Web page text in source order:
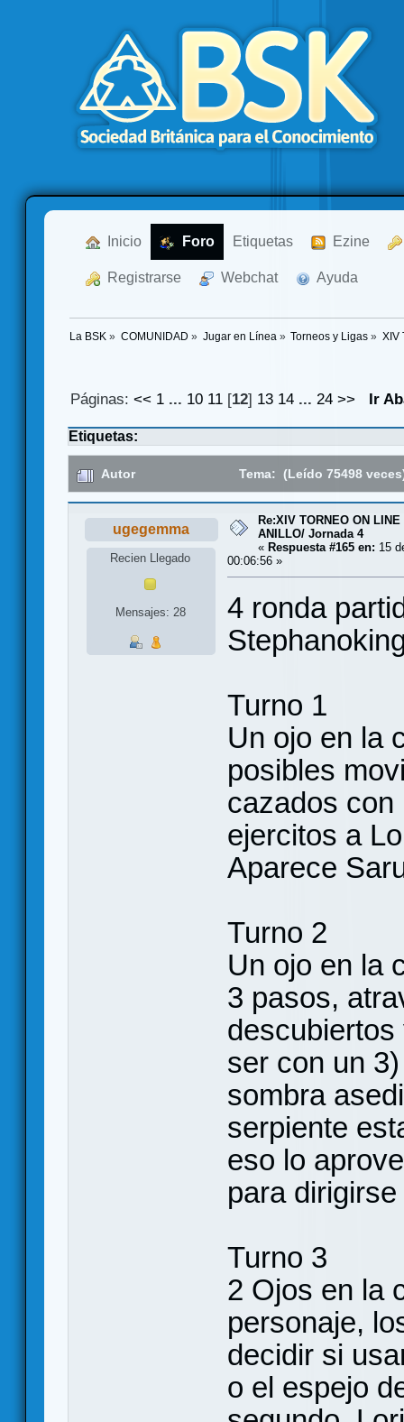
Inicio Foro Etiquetas Ezine
Registrarse Webchat Ayuda
La BSK » COMUNIDAD » Jugar en Línea » Torneos y Ligas » XIV
Páginas:<< 1 ... 10 11 [12] 13 14 ...24 >> Ir
Etiquetas:
Autor Tema: (Leído 75498
ugegemma
Recien Llegado
Mensajes: 28
Re:XIV TORNEO ON
ANILLO/ Jornada 4
« Respuesta #165 en: 15
00:06:56 »
4 ronda
Turno 1
Un ojo en la
posibles
cazados con
ejercitos a
Aparece
Turno 2
Un ojo en la
3 pasos,
ser con un
sombra
serpiente
eso lo
para
Turno 3
2 Ojos en la
personaje,
decidir si
o el espejo